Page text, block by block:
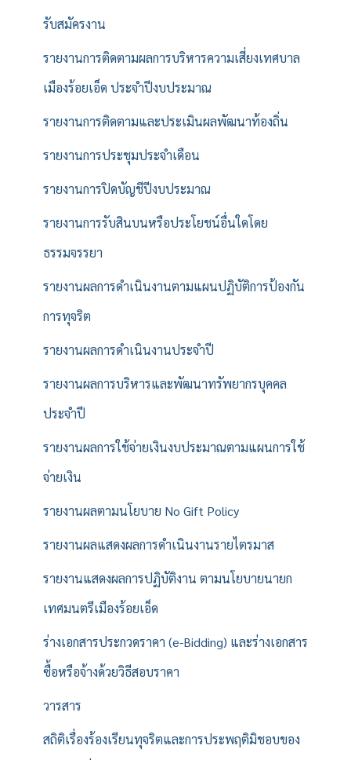
รับสมัครงาน
รายงานการติดตามผลการบริหารความเสี่ยงเทศบาล
เมืองร้อยเอ็ด ประจำปีงบประมาณ
รายงานการติดตามและประเมินผลพัฒนาท้องถิ่น
รายงานการประชุมประจำเดือน
รายงานการปิดบัญชีปีงบประมาณ
รายงานการรับสินบนหรือประโยชน์อื่นใดโดย
ธรรมจรรยา
รายงานผลการดำเนินงานตามแผนปฏิบัติการป้องกัน
การทุจริต
รายงานผลการดำเนินงานประจำปี
รายงานผลการบริหารและพัฒนาทรัพยากรบุคคล
ประจำปี
รายงานผลการใช้จ่ายเงินงบประมาณตามแผนการใช้
จ่ายเงิน
รายงานผลตามนโยบาย No Gift Policy
รายงานผลแสดงผลการดำเนินงานรายไตรมาส
รายงานแสดงผลการปฏิบัติงาน ตามนโยบายนายก
เทศมนตรีเมืองร้อยเอ็ด
ร่างเอกสารประกวดราคา (e-Bidding) และร่างเอกสาร
ซื้อหรือจ้างด้วยวิธีสอบราคา
วารสาร
สถิติเรื่องร้องเรียนทุจริตและการประพฤติมิชอบของ